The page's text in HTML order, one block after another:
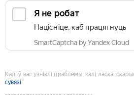
Я не робат
Націсніце, каб працягнуць
SmartCaptcha by Yandex Cloud
Калі ў вас узніклі праблемы, калі ласка,
сувязі